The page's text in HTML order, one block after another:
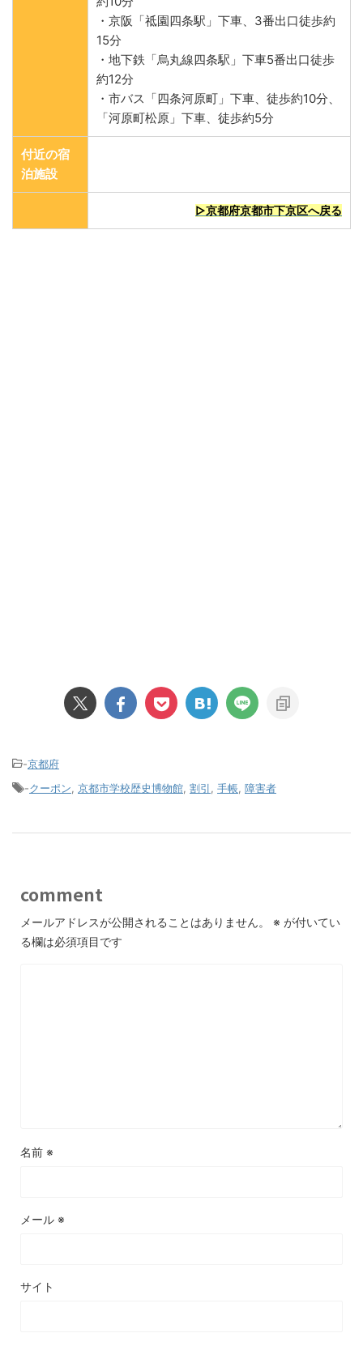
・京阪「祗園四条駅」下車、3番出口徒歩約
15分
・地下鉄「烏丸線四条駅」下車5番出口徒歩
約12分
・市バス「四条河原町」下車、徒歩約10分、
「河原町松原」下車、徒歩約5分
付近の宿
泊施設
▷京都府京都市下京区へ戻る
-京都府
-クーポン 京都市学校歴史博物館 割引 手帳 障害者
comment
メールアドレスが公開されることはありません。 ※ が付いてい
る欄は必須項目です
名前 ※
メール ※
サイト